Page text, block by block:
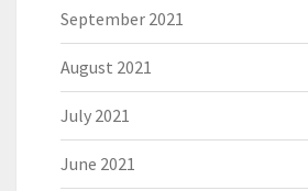
September 2021
August 2021
July 2021
June 2021